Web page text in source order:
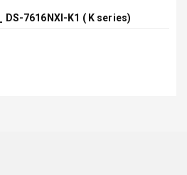
DS-7616NXI-K1 ( K series)